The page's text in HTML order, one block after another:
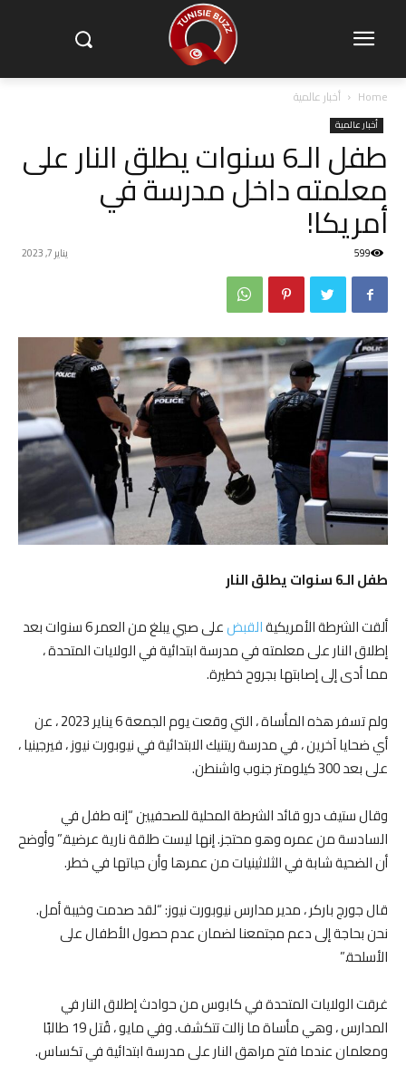
Home أخبار عالمية
أخبار عالمية
طفل الـ6 سنوات يطلق النار على
معلمته داخل مدرسة في
أمريكا!
يناير 7, 2023 599
طفل الـ6 سنوات يطلق النار
ألقت الشرطة الأمريكيةالقبض
على صبي يبلغ من العمر 6 سنوات بعد
إطلاق النار على معلمته في مدرسة ابتدائية في الولايات المتحدة ،
مما أدى إلى إصابتها بجروح خطيرة.
ولم تسفر هذه المأساة ، التي وقعت يوم الجمعة 6 يناير 2023 ، عن
أي ضحايا آخرين ، في مدرسة ريتنيك الابتدائية في نيوبورت نيوز ، فيرجينيا ،
على بعد 300 كيلومتر جنوب واشنطن.
وقال ستيف درو قائد الشرطة المحلية للصحفيين “إنه طفل في
السادسة من عمره وهو محتجز. إنها ليست طلقة نارية عرضية.” وأوضح
أن الضحية شابة في الثلاثينيات من عمرها وأن حياتها في خطر.
قال جورج باركر ، مدير مدارس نيوبورت نيوز: “لقد صدمت وخيبة أمل.
نحن بحاجة إلى دعم مجتمعنا لضمان عدم حصول الأطفال على
الأسلحة.”
غرقت الولايات المتحدة في كابوس من حوادث إطلاق النار في
المدارس ، وهي مأساة ما زالت تتكشف. وفي مايو ، قُتل 19 طالبًا
ومعلمان عندما فتح مراهق النار على مدرسة ابتدائية في تكساس.